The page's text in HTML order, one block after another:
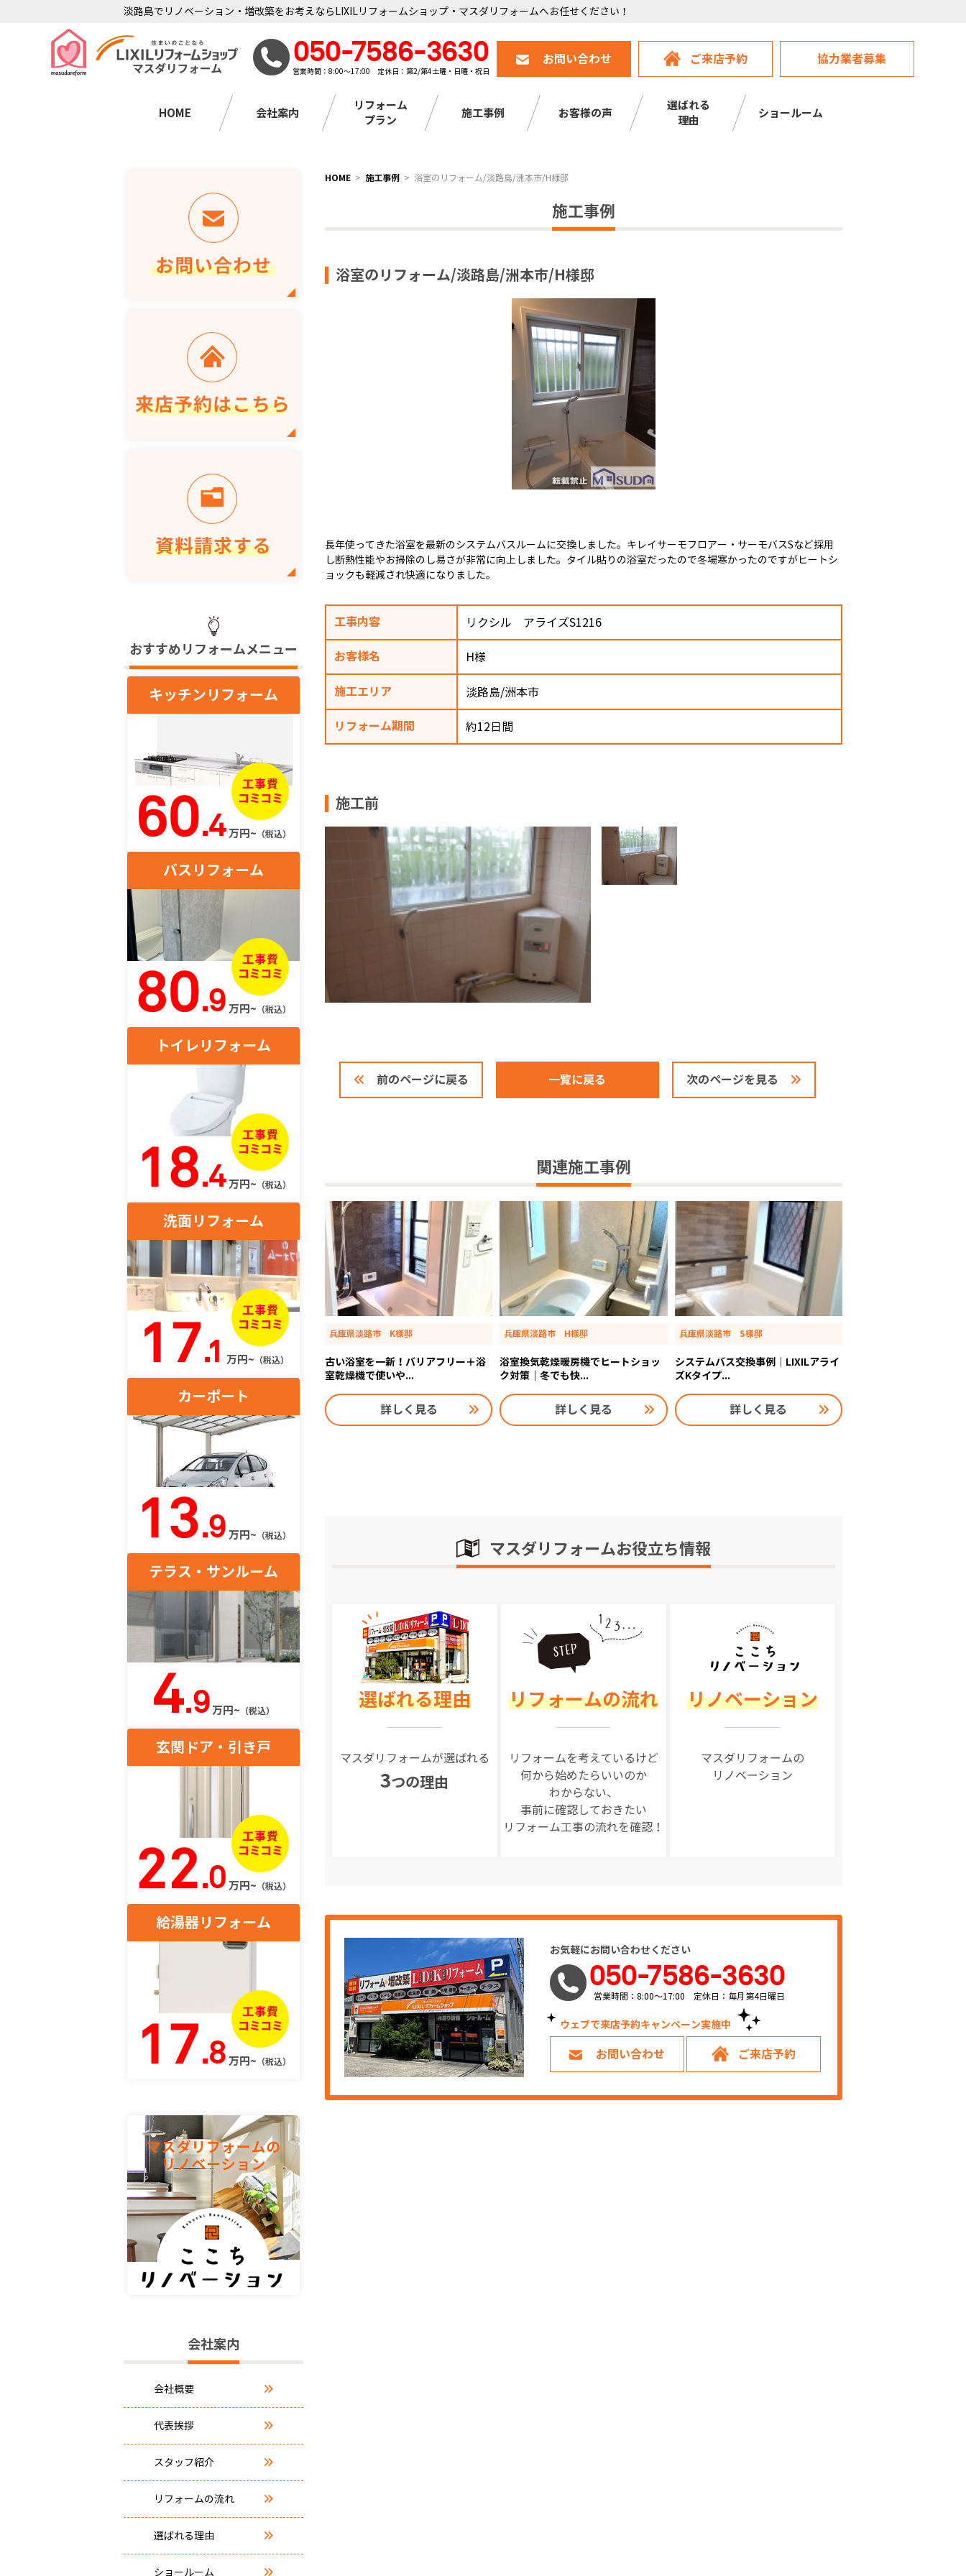
淡路島でリノベーション・増改築をお考えならLIXILリフォームショップ・マスダリフォームへお任せください！
050-7586-3630
営業時間：8:00～17:00 定休日：第2/第4土曜・日曜・祝日
お問い合わせ ご来店予約 協力業者募集
HOME 会社案内
リフォーム
プラン
施工事例 お客様の声
選ばれる
理由
ショールーム
HOME 施工事例 浴室のリフォーム/淡路島/洲本市/H様邸
施工事例
浴室のリフォーム/淡路島/洲本市/H様邸
長年使ってきた浴室を最新のシステムバスルームに交換しました。キレイサーモフロアー・サーモバスSなど採用
し断熱性能やお掃除のし易さが非常に向上しました。タイル貼りの浴室だったので冬場寒かったのですがヒートシ
ョックも軽減され快適になりました。
工事内容 リクシル アライズS1216
お客様名 H様
施工エリア 淡路島/洲本市
リフォーム期間 約12日間
施工前
前のページに戻る 一覧に戻る 次のページを見る
関連施工事例
兵庫県淡路市 K様邸
古い浴室を一新！バリアフリー＋浴
室乾燥機で使いや...
詳しく見る
兵庫県淡路市 H様邸
浴室換気乾燥暖房機でヒートショッ
ク対策｜冬でも快...
詳しく見る
兵庫県淡路市 S様邸
システムバス交換事例｜LIXILアライ
ズKタイプ...
詳しく見る
マスダリフォームお役立ち情報
選ばれる理由
マスダリフォームが選ばれる
3つの理由
リフォームの流れ
リフォームを考えているけど
何から始めたらいいのか
わからない、
事前に確認しておきたい
リフォーム工事の流れを確認！
リノベーション
マスダリフォームの
リノベーション
お気軽にお問い合わせください
050-7586-3630
営業時間：8:00～17:00 定休日：毎月第4日曜日
ウェブで来店予約キャンペーン実施中！
お問い合わせ ご来店予約
おすすめリフォームメニュー
キッチンリフォーム
60.4万円~ （税込）
バスリフォーム
80.9 万円~ （税込）
トイレリフォーム
18.4万円~ （税込）
洗面リフォーム
17.1 万円~ （税込）
カーポート
13.9 万円~ （税込）
テラス・サンルーム
4.9万円~ （税込）
玄関ドア・引き戸
22.0 万円~ （税込）
給湯器リフォーム
17.8 万円~ （税込）
会社案内
会社概要
代表挨拶
スタッフ紹介
リフォームの流れ
選ばれる理由
ショールーム